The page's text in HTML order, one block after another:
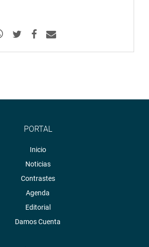
PORTAL
Inicio
Noticias
Contrastes
Agenda
Editorial
Damos Cuenta